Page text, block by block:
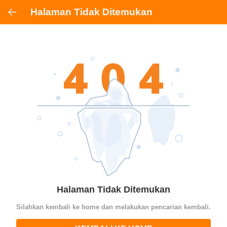
Halaman Tidak Ditemukan
Halaman Tidak Ditemukan
Silahkan kembali ke home dan melakukan pencarian kembali.